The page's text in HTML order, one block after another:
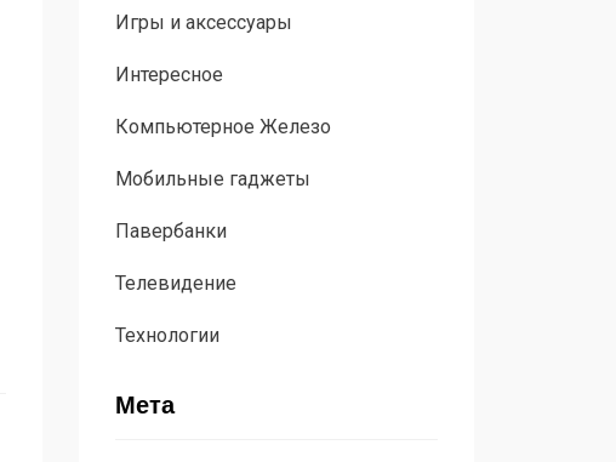
Игры и аксессуары
Интересное
Компьютерное Железо
Мобильные гаджеты
Павербанки
Телевидение
Технологии
Мета